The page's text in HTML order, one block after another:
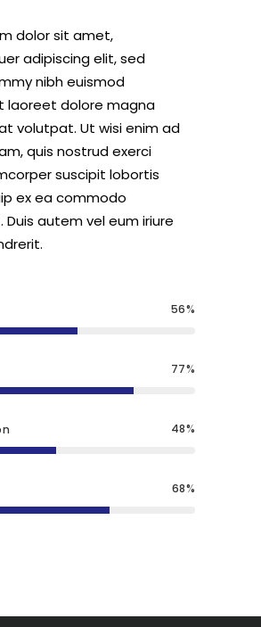
dolor sit amet,
adipiscing elit, sed
nibh euismod
laoreet dolore magna
volutpat. Ut wisi enim ad
quis nostrud exerci
suscipit lobortis
ex ea commodo
autem vel eum iriure
56
77
48
68